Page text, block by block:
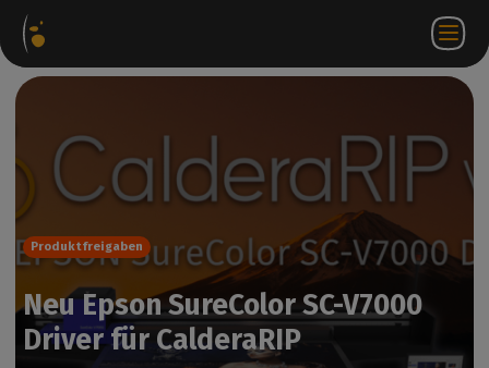
DE
Produktfreigaben
Neu Epson SureColor SC-V7000
Driver für CalderaRIP